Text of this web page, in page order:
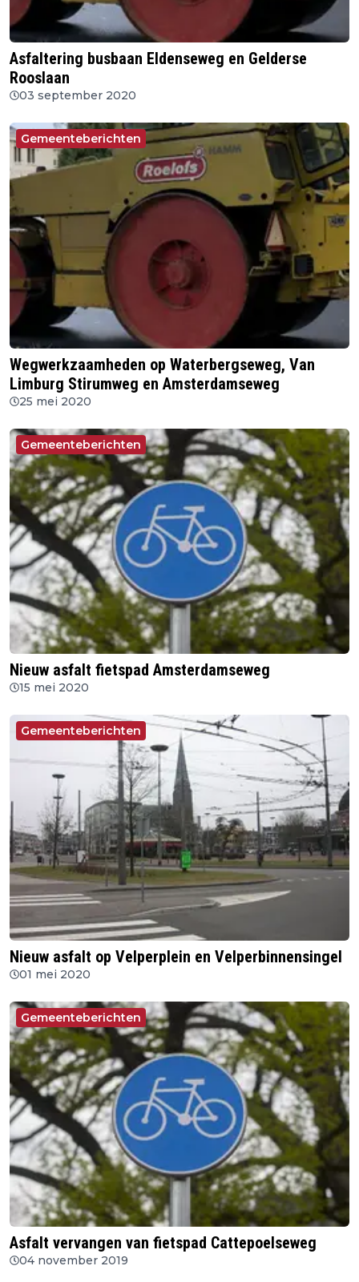
Asfaltering busbaan Eldenseweg en Gelderse
Rooslaan
03 september 2020
Gemeenteberichten
Wegwerkzaamheden op Waterbergseweg, Van
Limburg Stirumweg en Amsterdamseweg
25 mei 2020
Gemeenteberichten
Nieuw asfalt fietspad Amsterdamseweg
15 mei 2020
Gemeenteberichten
Nieuw asfalt op Velperplein en Velperbinnensingel
01 mei 2020
Gemeenteberichten
Asfalt vervangen van fietspad Cattepoelseweg
04 november 2019